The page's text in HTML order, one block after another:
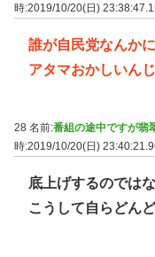
時:2019/10/20(日)
誰が自民党なんか
アタマおかしいん
28 名前:番組の途中ですが翡
時:2019/10/20(日)
底上げするのでは
こうして自らどん